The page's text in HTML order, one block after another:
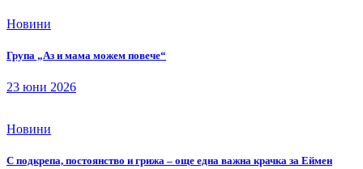
Новини
Група „Аз и мама можем повече“
23 юни 2026
Новини
С подкрепа, постоянство и грижа – още една важна крачка за Еймен